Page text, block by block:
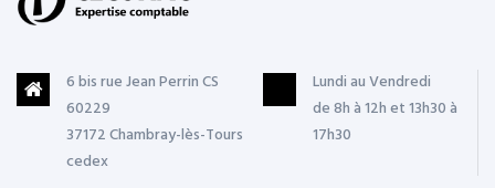
6 bis rue Jean Perrin CS
60229
37172 Chambray-lès-Tours
cedex
Lundi au Vendredi
de 8h à 12h et 13h30 à
17h30